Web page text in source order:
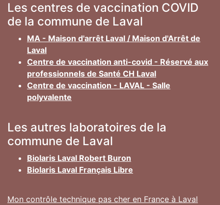
Les centres de vaccination COVID
de la commune de Laval
MA - Maison d'arrêt Laval / Maison d'Arrêt de
Laval
Centre de vaccination anti-covid - Réservé aux
professionnels de Santé CH Laval
Centre de vaccination - LAVAL - Salle
polyvalente
Les autres laboratoires de la
commune de Laval
Biolaris Laval Robert Buron
Biolaris Laval Français Libre
Mon contrôle technique pas cher en France à Laval